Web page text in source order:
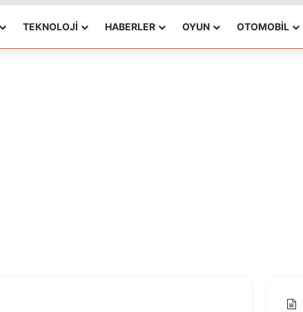
TEKNOLOJI HABERLER OYUN OTOMOBIL